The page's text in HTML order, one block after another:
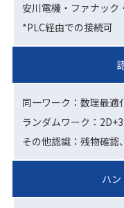
安川電機・ファナック
*PLC経由での接続可
同一ワーク：数理最適
ランダムワーク：
その他認識：残物確
ハ